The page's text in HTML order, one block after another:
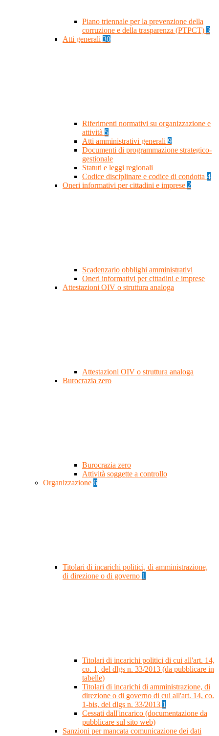
Piano triennale per la prevenzione della
corruzione e della trasparenza (PTPCT) 3
Atti generali 30
Riferimenti normativi su organizzazione e
attività 5
Atti amministrativi generali 9
Documenti di programmazione strategico-
gestionale
Statuti e leggi regionali
Codice disciplinare e codice di condotta 4
Oneri informativi per cittadini e imprese 2
Scadenzario obblighi amministrativi
Oneri informativi per cittadini e imprese
Attestazioni OIV o struttura analoga
Attestazioni OIV o struttura analoga
Burocrazia zero
Burocrazia zero
Attività soggette a controllo
Organizzazione 6
Titolari di incarichi politici, di amministrazione,
di direzione o di governo 1
Titolari di incarichi politici di cui all'art. 14,
co. 1, del dlgs n. 33/2013 (da pubblicare in
tabelle)
Titolari di incarichi di amministrazione, di
direzione o di governo di cui all'art. 14, co.
1-bis, del dlgs n. 33/2013 1
Cessati dall'incarico (documentazione da
pubblicare sul sito web)
Sanzioni per mancata comunicazione dei dati